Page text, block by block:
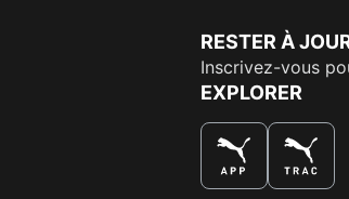
RESTER À
Inscrivez-vous
EXPLORER